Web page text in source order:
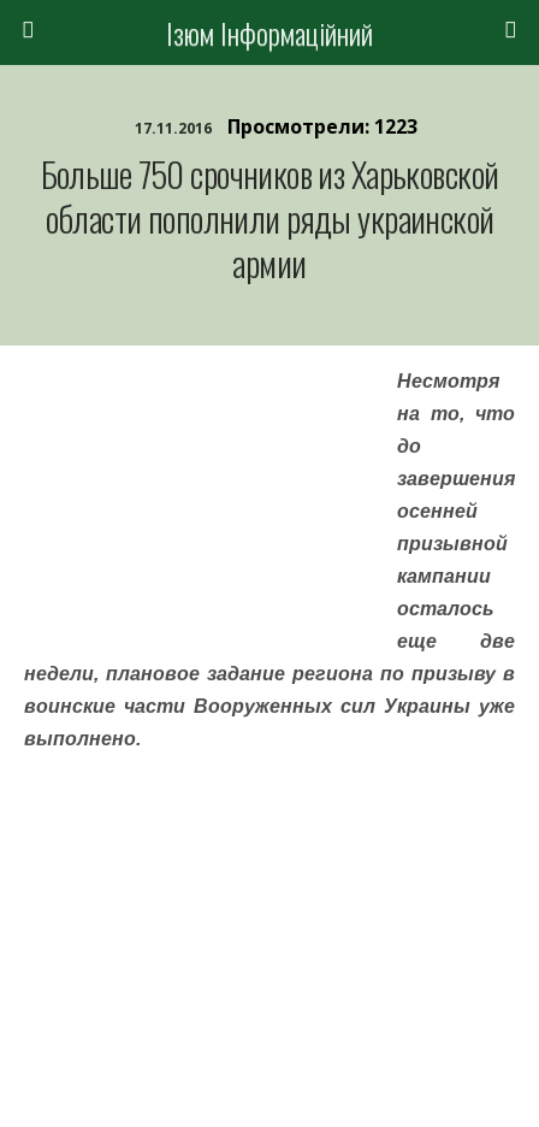
Ізюм Інформаційний
17.11.2016 Просмотрели: 1223
Больше 750 срочников из Харьковской
области пополнили ряды украинской
армии
Несмотря
на то, что
до
завершения
осенней
призывной
кампании
осталось
еще две
недели, плановое задание региона по призыву в
воинские части Вооруженных сил Украины уже
выполнено.